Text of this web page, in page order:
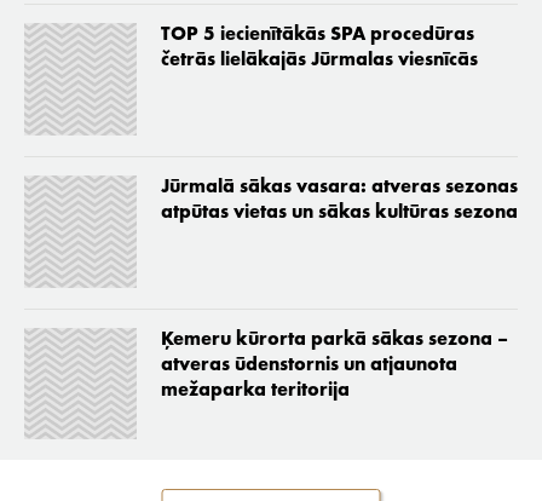
TOP 5 iecienītākās SPA procedūras
četrās lielākajās Jūrmalas viesnīcās
Jūrmalā sākas vasara: atveras sezonas
atpūtas vietas un sākas kultūras sezona
Ķemeru kūrorta parkā sākas sezona –
atveras ūdenstornis un atjaunota
mežaparka teritorija